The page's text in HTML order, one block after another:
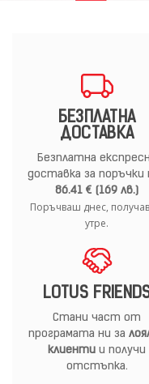
БЕЗПЛАТНА
ДОСТАВКА
Безплатна
доставка за поръчки
86.41 € (169 лв.)
Поръчваш днес,
утре.
LOTUS
Стани част от
програмата ни за
клиенти и получи
отстъпка.